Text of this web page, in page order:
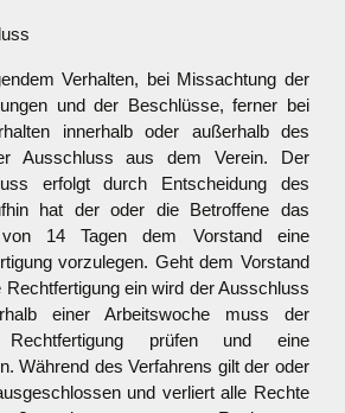
Verhalten, bei Missachtung der
und der Beschlüsse, ferner bei
innerhalb oder außerhalb des
Ausschluss aus dem Verein. Der
erfolgt durch Entscheidung des
hat der oder die Betroffene das
14 Tagen dem Vorstand eine
vorzulegen. Geht dem Vorstand
ein wird der Ausschluss
einer Arbeitswoche muss der
prüfen und eine
Während des Verfahrens gilt der oder
und verliert alle Rechte